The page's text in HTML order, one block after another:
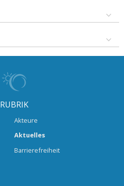
RUBRIK
Akteure
Aktuelles
Barrierefreiheit